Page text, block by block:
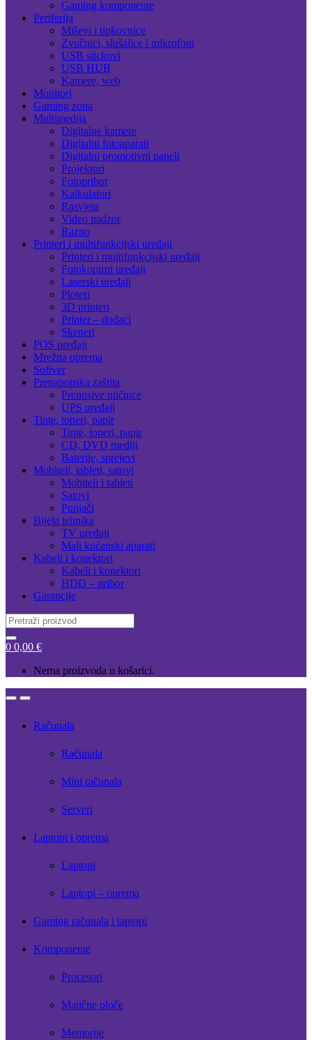
Gaming komponente
Periferija
Miševi i tipkovnice
Zvučnici, slušalice i mikrofoni
USB stickovi
USB HUB
Kamere, web
Monitori
Gaming zona
Multimedija
Digitalne kamere
Digitalni fotoaparati
Digitalni promotivni paneli
Projektori
Fotopribor
Kalkulatori
Rasvjeta
Video nadzor
Razno
Printeri i multifunkcijski uređaji
Printeri i multifunkcijski uređaji
Fotokopirni uređaji
Laserski uređaji
Ploteri
3D printeri
Printer – dodaci
Skeneri
POS uređaji
Mrežna oprema
Softver
Prenaponska zaštita
Prenosive utičnice
UPS uređaji
Tinte, toneri, papir
Tinte, toneri, papir
CD, DVD mediji
Baterije, sprejevi
Mobiteli, tableti, satovi
Mobiteli i tableti
Satovi
Punjači
Bijela tehnika
TV uređaji
Mali kućanski aparati
Kabeli i konektori
Kabeli i konektori
HDD – pribor
Garancije
Search
for:
0 0,00 €
Nema proizvoda u košarici.
OpenClose
Računala
Računala
Mini računala
Serveri
Laptopi i oprema
Laptopi
Laptopi – oprema
Gaming računala i laptopi
Komponente
Procesori
Matične ploče
Memorije